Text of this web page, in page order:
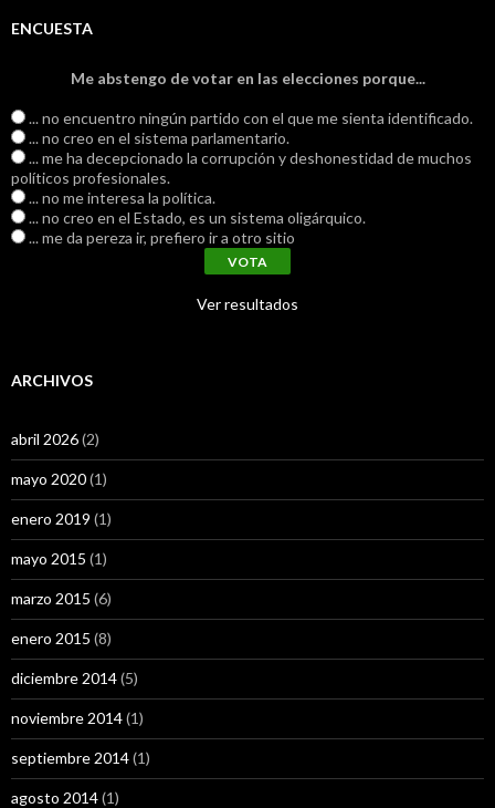
ENCUESTA
Me abstengo de votar en las elecciones porque...
... no encuentro ningún partido con el que me sienta identificado.
... no creo en el sistema parlamentario.
... me ha decepcionado la corrupción y deshonestidad de muchos
políticos profesionales.
... no me interesa la política.
... no creo en el Estado, es un sistema oligárquico.
... me da pereza ir, prefiero ir a otro sitio
Ver resultados
ARCHIVOS
abril 2026(2)
mayo 2020(1)
enero 2019 (1)
mayo 2015 (1)
marzo 2015 (6)
enero 2015 (8)
diciembre 2014(5)
noviembre 2014(1)
septiembre 2014(1)
agosto 2014(1)